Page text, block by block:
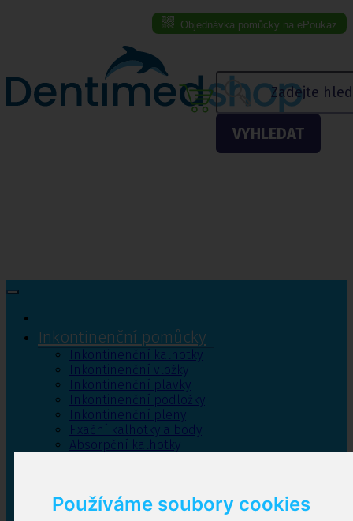
Používáme soubory cookies
Objednávka pomůcky na ePoukaz
VYHLEDAT
Inkontinenční pomůcky
Inkontinenční kalhotky
Inkontinenční vložky
Inkontinenční plavky
Inkontinenční podložky
Inkontinenční pleny
Fixační kalhotky a body
Absorpční kalhotky